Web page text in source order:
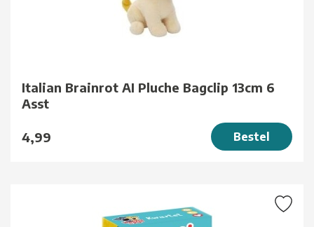
Italian Brainrot AI Pluche Bagclip 13cm 6
Asst
4,99 Bestel